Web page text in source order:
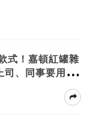
式！嘉頓紅罐雜
司、同事要用1